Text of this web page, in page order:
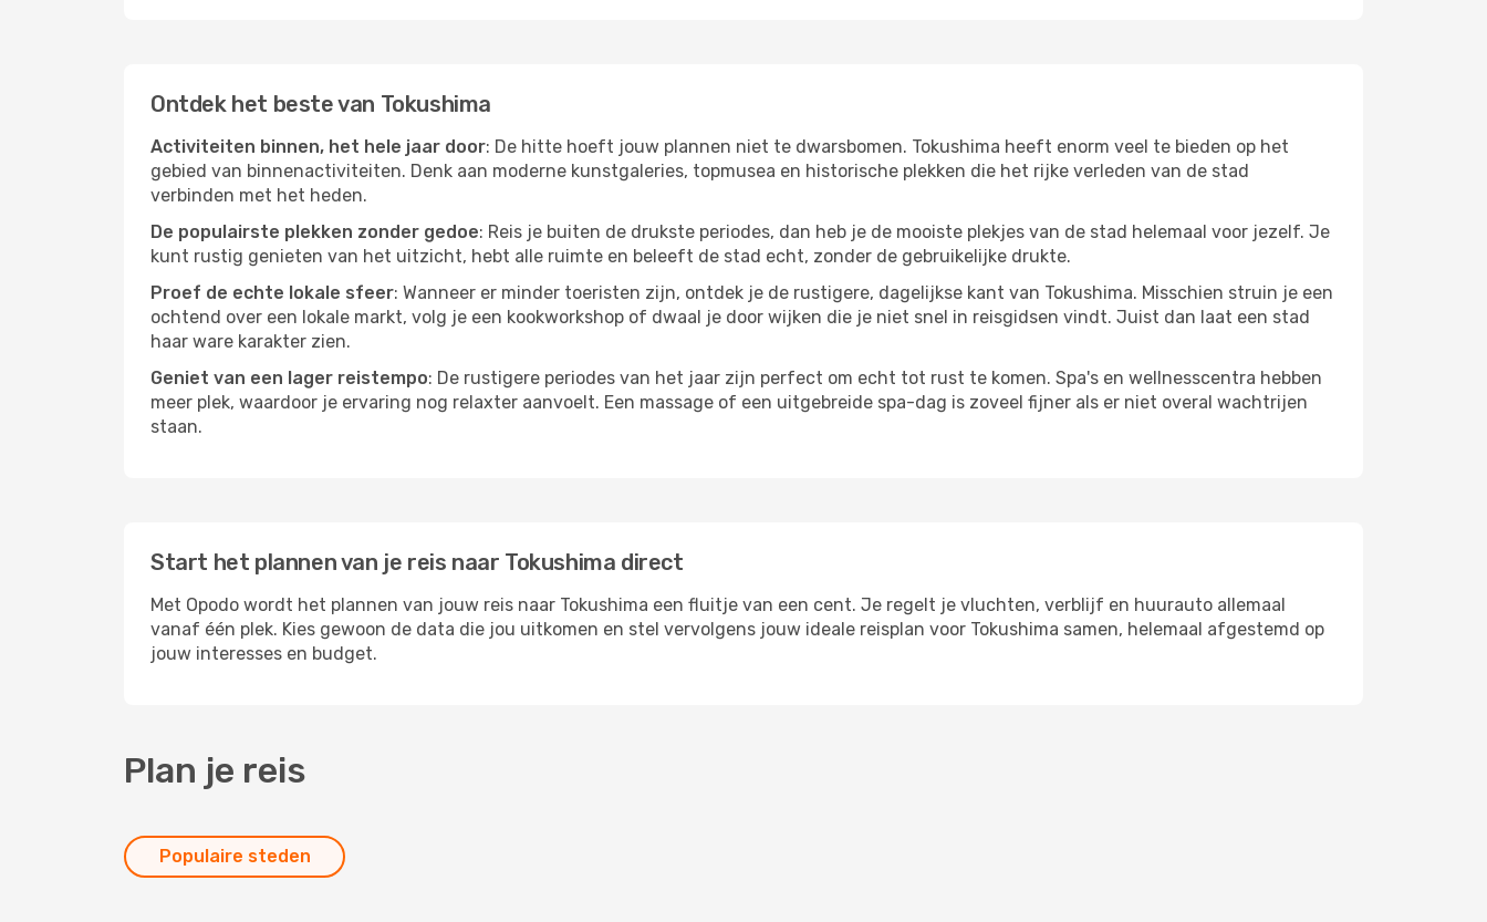
Ontdek het beste van Tokushima
Activiteiten binnen, het hele jaar door: De hitte hoeft jouw plannen niet te dwarsbomen. Tokushima heeft enorm veel te bieden op het
gebied van binnenactiviteiten. Denk aan moderne kunstgaleries, topmusea en historische plekken die het rijke verleden van de stad
verbinden met het heden.
De populairste plekken zonder gedoe: Reis je buiten de drukste periodes, dan heb je de mooiste plekjes van de stad helemaal voor jezelf. Je
kunt rustig genieten van het uitzicht, hebt alle ruimte en beleeft de stad echt, zonder de gebruikelijke drukte.
Proef de echte lokale sfeer: Wanneer er minder toeristen zijn, ontdek je de rustigere, dagelijkse kant van Tokushima. Misschien struin je een
ochtend over een lokale markt, volg je een kookworkshop of dwaal je door wijken die je niet snel in reisgidsen vindt. Juist dan laat een stad
haar ware karakter zien.
Geniet van een lager reistempo: De rustigere periodes van het jaar zijn perfect om echt tot rust te komen. Spa's en wellnesscentra hebben
meer plek, waardoor je ervaring nog relaxter aanvoelt. Een massage of een uitgebreide spa-dag is zoveel fijner als er niet overal wachtrijen
staan.
Start het plannen van je reis naar Tokushima direct
Met Opodo wordt het plannen van jouw reis naar Tokushima een fluitje van een cent. Je regelt je vluchten, verblijf en huurauto allemaal
vanaf één plek. Kies gewoon de data die jou uitkomen en stel vervolgens jouw ideale reisplan voor Tokushima samen, helemaal afgestemd op
jouw interesses en budget.
Plan je reis
Populaire steden